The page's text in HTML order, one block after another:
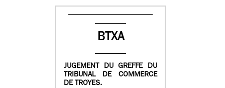
BTXA
JUGEMENT DU GREFFE DU
TRIBUNAL DE COMMERCE
DE TROYES.